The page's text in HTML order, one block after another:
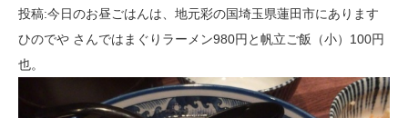
投稿:今日のお昼ごはんは、地元彩の国埼玉県蓮田市にあります
ひのでや さんではまぐりラーメン980円と帆立ご飯（小）100円
也。